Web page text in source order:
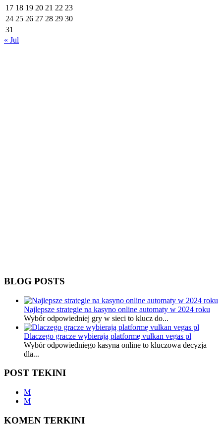
17 18 19 20 21 22 23
24 25 26 27 28 29 30
31
« Jul
BLOG POSTS
Najlepsze strategie na kasyno online automaty w 2024 roku
Wybór odpowiedniej gry w sieci to klucz do...
Dlaczego gracze wybierają platformę vulkan vegas pl
Wybór odpowiedniego kasyna online to kluczowa decyzja
dla...
POST TEKINI
M
M
KOMEN TERKINI